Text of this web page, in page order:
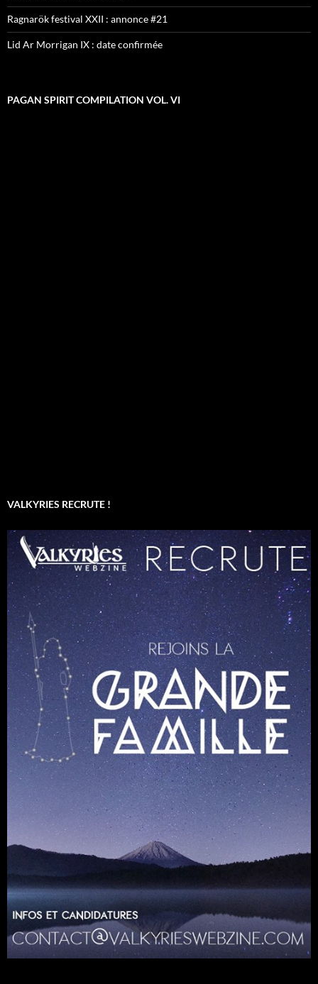
Ragnarök festival XXII : annonce #21
Lid Ar Morrigan IX : date confirmée
PAGAN SPIRIT COMPILATION VOL. VI
VALKYRIES RECRUTE !